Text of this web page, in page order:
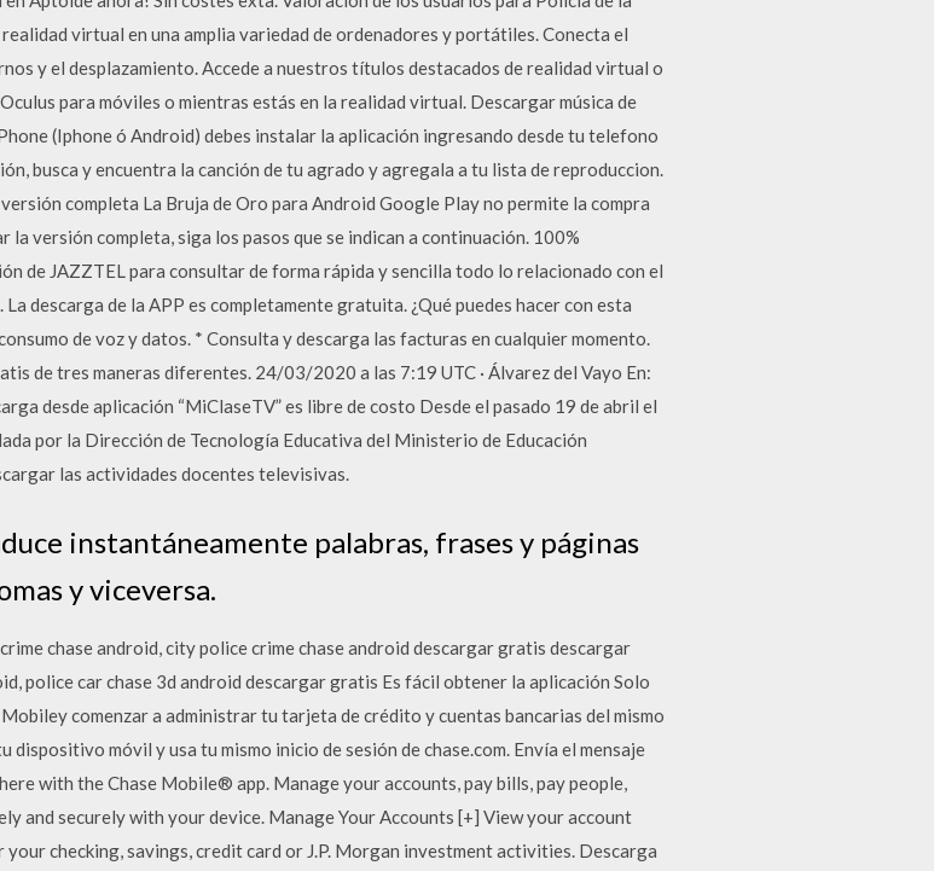
virtual en una amplia variedad de ordenadores y portátiles. Conecta el
y el desplazamiento. Accede a nuestros títulos destacados de realidad virtual o
para móviles o mientras estás en la realidad virtual. Descargar música de
(Iphone ó Android) debes instalar la aplicación ingresando desde tu telefono
busca y encuentra la canción de tu agrado y agregala a tu lista de reproduccion.
completa La Bruja de Oro para Android Google Play no permite la compra
versión completa, siga los pasos que se indican a continuación. 100%
de JAZZTEL para consultar de forma rápida y sencilla todo lo relacionado con el
descarga de la APP es completamente gratuita. ¿Qué puedes hacer con esta
de voz y datos. * Consulta y descarga las facturas en cualquier momento.
de tres maneras diferentes. 24/03/2020 a las 7:19 UTC · Álvarez del Vayo En:
desde aplicación “MiClaseTV” es libre de costo Desde el pasado 19 de abril el
por la Dirección de Tecnología Educativa del Ministerio de Educación
las actividades docentes televisivas.
instantáneamente palabras, frases y páginas
y viceversa.
chase android, city police crime chase android descargar gratis descargar
police car chase 3d android descargar gratis Es fácil obtener la aplicación Solo
comenzar a administrar tu tarjeta de crédito y cuentas bancarias del mismo
dispositivo móvil y usa tu mismo inicio de sesión de chase.com. Envía el mensaje
with the Chase Mobile® app. Manage your accounts, pay bills, pay people,
and securely with your device. Manage Your Accounts [+] View your account
checking, savings, credit card or J.P. Morgan investment activities. Descarga